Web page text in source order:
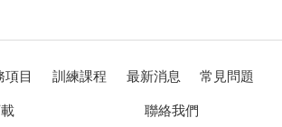
項目 訓練課程 最新消息
常見問題
聯絡我們